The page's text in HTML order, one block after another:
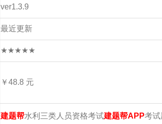
ver1.3.9
最近更新
★★★★★
￥48.8 元
建题帮水利三类人员资格考试建题帮APP考